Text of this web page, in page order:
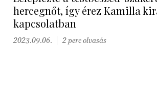
hercegnőt, így érez Kamilla
kapcsolatban
2023.09.06. 2 perc olvasás